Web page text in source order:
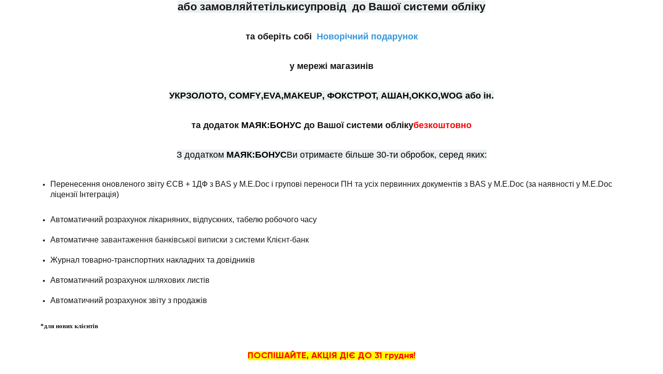
або замовляйтетількисупровід до Вашої системи обліку
та оберіть собі Новорічний подарунок
у мережі магазинів
УКРЗОЛОТО, СОMFY,EVA,MAKEUP, ФОКСТРОТ, АШАН,OKKO,WOG або ін.
та додаток МАЯК:БОНУС до Вашої системи облікубезкоштовно
З додатком МАЯК:БОНУСВи отримаєте більше 30-ти обробок, серед яких:
Перенесення оновленого звіту ЄСВ + 1ДФ з BAS у M.E.Doc і групові переноси ПН та усіх первинних документів з BAS у M.E.Doc (за наявності у M.E.Doc
ліцензії Інтеграція)
Автоматичний розрахунок лікарняних, відпускних, табелю робочого часу
Автоматичне завантаження банківської виписки з системи Клієнт-банк
Журнал товарно-транспортних накладних та довідників
Автоматичний розрахунок шляхових листів
Автоматичний розрахунок звіту з продажів
*для нових клієнтів
ПОСПІШАЙТЕ, АКЦІЯ ДІЄ ДО 31 грудня!